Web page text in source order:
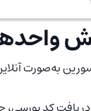
به‌صورت